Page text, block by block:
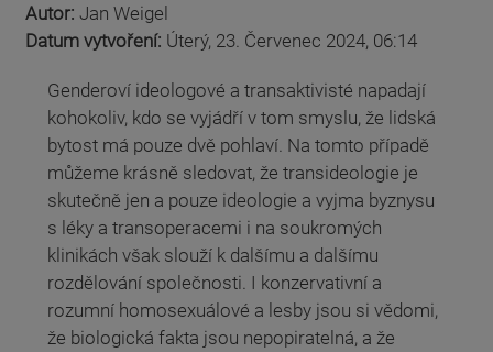
Autor: Jan Weigel
Datum vytvoření: Úterý, 23. Červenec 2024, 06:14
Genderoví ideologové a transaktivisté napadají
kohokoliv, kdo se vyjádří v tom smyslu, že lidská
bytost má pouze dvě pohlaví. Na tomto případě
můžeme krásně sledovat, že transideologie je
skutečně jen a pouze ideologie a vyjma byznysu
s léky a transoperacemi i na soukromých
klinikách však slouží k dalšímu a dalšímu
rozdělování společnosti. I konzervativní a
rozumní homosexuálové a lesby jsou si vědomi,
že biologická fakta jsou nepopiratelná, a že